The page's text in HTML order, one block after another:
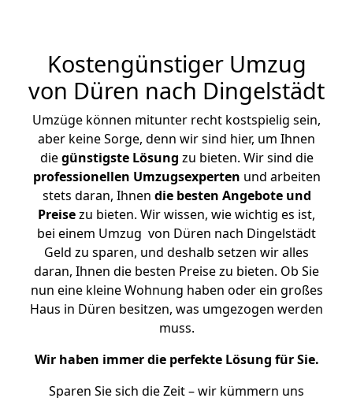
Kostengünstiger Umzug
von Düren nach Dingelstädt
Umzüge können mitunter recht kostspielig sein,
aber keine Sorge, denn wir sind hier, um Ihnen
diegünstigste Lösung zu bieten. Wir sind die
professionellen Umzugsexperten und arbeiten
stets daran, Ihnen die besten Angebote und
Preisezu bieten. Wir wissen, wie wichtig es ist,
bei einem Umzug von Düren nach Dingelstädt
Geld zu sparen, und deshalb setzen wir alles
daran, Ihnen die besten Preise zu bieten. Ob Sie
nun eine kleine Wohnung haben oder ein großes
Haus in Düren besitzen, was umgezogen werden
muss.
Wir haben immer die perfekte Lösung für Sie.
Sparen Sie sich die Zeit – wir kümmern uns